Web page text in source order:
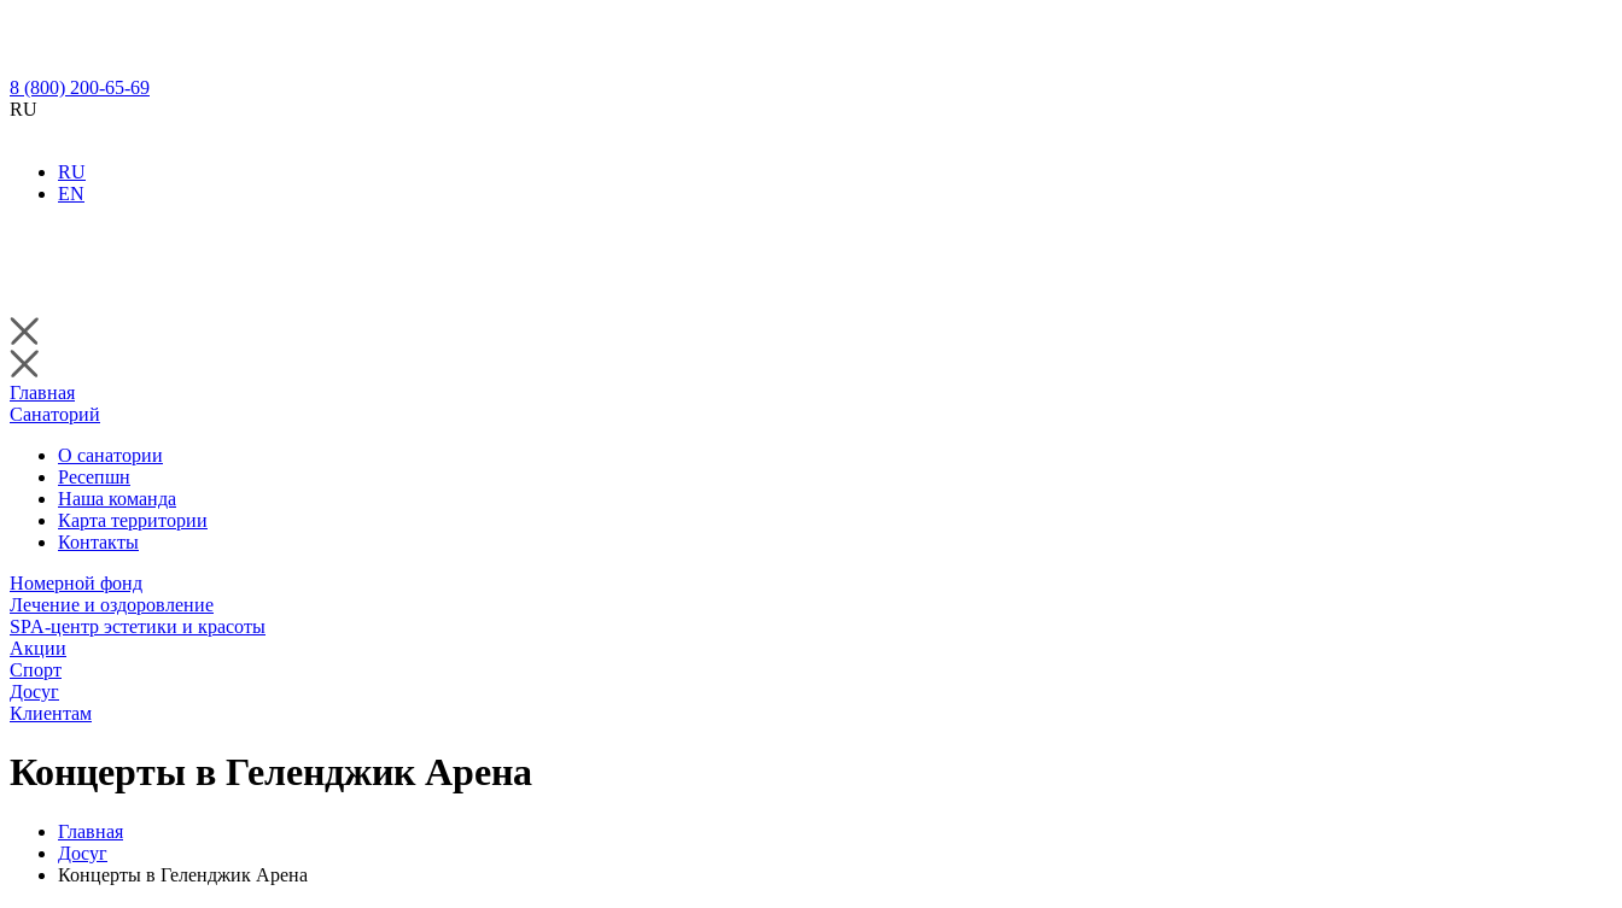
8 (800) 200-65-69
RU
RU
EN
Главная
Санаторий
О санатории
Ресепшн
Наша команда
Карта территории
Контакты
Номерной фонд
Лечение и оздоровление
SPA-центр эстетики и красоты
Акции
Спорт
Досуг
Клиентам
Концерты в Геленджик Арена
Главная
Досуг
Концерты в Геленджик Арена